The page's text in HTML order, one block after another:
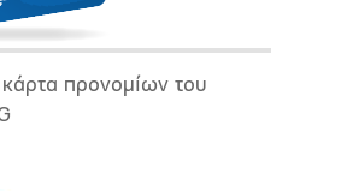
προνομίων του